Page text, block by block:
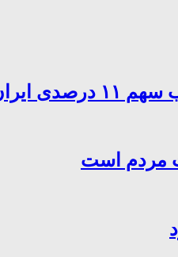
از خزر
مردم است